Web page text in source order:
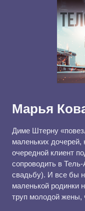
Марья
Диме Штерну
маленьких дочерей,
очередной клиент
сопроводить в
свадьбу). И все бы
маленькой родинки
труп молодой жены,